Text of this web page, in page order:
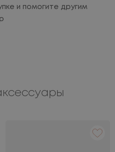
и помогите другим